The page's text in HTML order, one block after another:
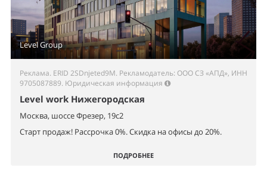
Level Group
Реклама. ERID 2SDnjeted9M. Рекламодатель: ООО СЗ «АПД», ИНН
9705087889. Юридическая информация
Level work Нижегородская
Москва, шоссе Фрезер, 19с2
Старт продаж! Рассрочка 0%. Скидка на офисы до 20%.
ПОДРОБНЕЕ